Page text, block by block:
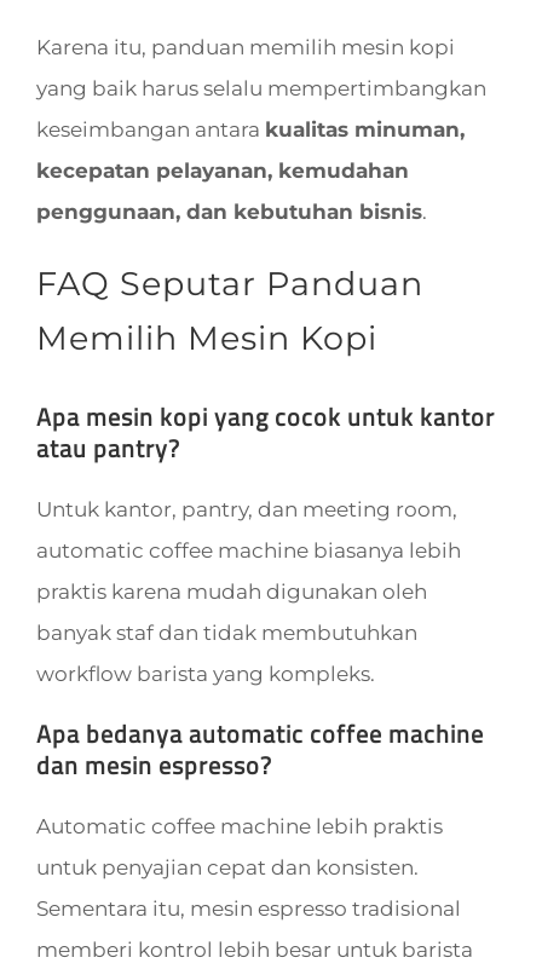
Karena itu, panduan memilih mesin kopi
yang baik harus selalu mempertimbangkan
keseimbangan antara kualitas minuman,
kecepatan pelayanan, kemudahan
penggunaan, dan kebutuhan bisnis.
FAQ Seputar Panduan
Memilih Mesin Kopi
Apa mesin kopi yang cocok untuk kantor
atau pantry?
Untuk kantor, pantry, dan meeting room,
automatic coffee machine biasanya lebih
praktis karena mudah digunakan oleh
banyak staf dan tidak membutuhkan
workflow barista yang kompleks.
Apa bedanya automatic coffee machine
dan mesin espresso?
Automatic coffee machine lebih praktis
untuk penyajian cepat dan konsisten.
Sementara itu, mesin espresso tradisional
memberi kontrol lebih besar untuk barista